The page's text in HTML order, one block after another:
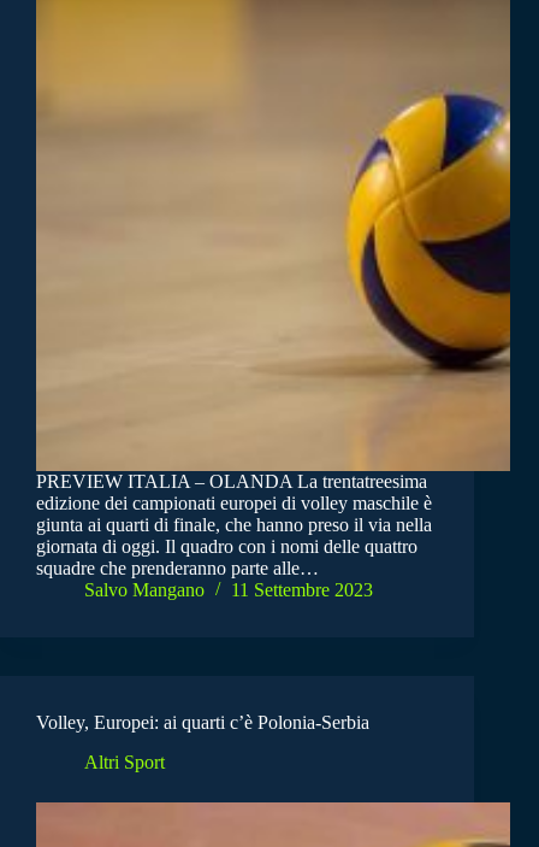
PREVIEW ITALIA – OLANDA La trentatreesima
edizione dei campionati europei di volley maschile è
giunta ai quarti di finale, che hanno preso il via nella
giornata di oggi. Il quadro con i nomi delle quattro
squadre che prenderanno parte alle…
Salvo Mangano
11 Settembre 2023
Volley, Europei: ai quarti c’è Polonia-Serbia
Altri Sport